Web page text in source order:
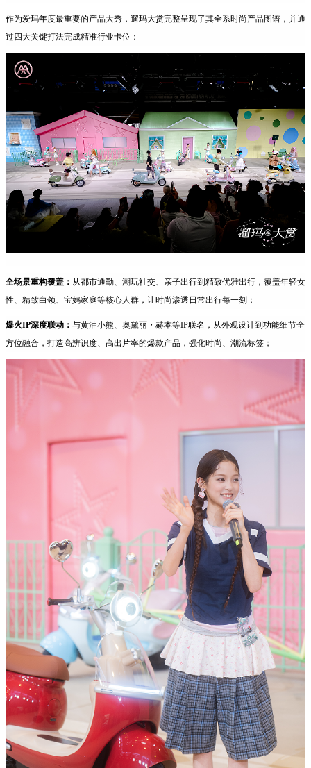
作为爱玛年度最重要的产品大秀，遛玛大赏完整呈现了其全系时尚产品图谱，并通
过四大关键打法完成精准行业卡位：
全场景重构覆盖： 从都市通勤、潮玩社交、亲子出行到精致优雅出行，覆盖年轻女
性、精致白领、宝妈家庭等核心人群，让时尚渗透日常出行每一刻；
爆火IP深度联动： 与黄油小熊、奥黛丽・赫本等IP联名，从外观设计到功能细节全
方位融合，打造高辨识度、高出片率的爆款产品，强化时尚、潮流标签；